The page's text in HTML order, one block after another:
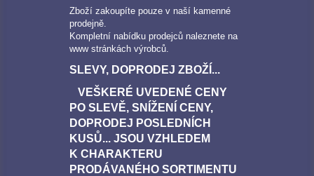
Zboží zakoupíte pouze v naší kamenné
prodejně.
Kompletní nabídku prodejců naleznete na
www stránkách výrobců.
SLEVY, DOPRODEJ ZBOŽÍ...
VEŠKERÉ UVEDENÉ CENY
PO SLEVĚ, SNÍŽENÍ CENY,
DOPRODEJ POSLEDNÍCH
KUSŮ... JSOU VZHLEDEM
K CHARAKTERU
PRODÁVANÉHO SORTIMENTU